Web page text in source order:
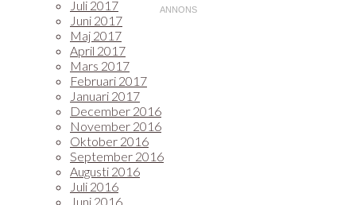
Juli 2017
Juni 2017
Maj 2017
April 2017
Mars 2017
Februari 2017
Januari 2017
December 2016
November 2016
Oktober 2016
September 2016
Augusti 2016
Juli 2016
Juni 2016